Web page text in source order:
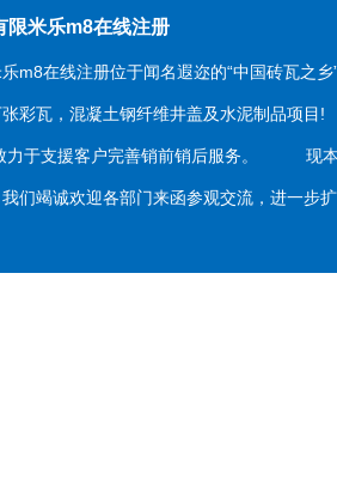
限米乐m8在线注册
在线注册位于闻名遐迩的“中国砖瓦之乡
张彩瓦，混凝土钢纤维井盖及水泥制品项
力于支援客户完善销前销后服务。 现本
我们竭诚欢迎各部门来函参观交流，进一